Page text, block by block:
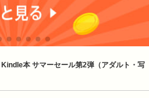
本 サマーセール第2弾（アダルト・写